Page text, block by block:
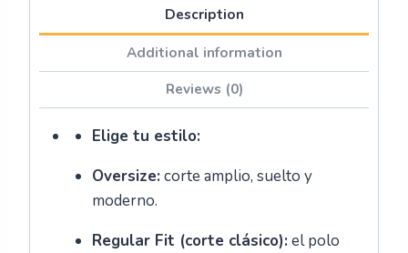
Description
Additional information
Reviews (0)
Elige tu estilo:
Oversize: corte amplio, suelto y
moderno.
Regular Fit (corte clásico): el polo